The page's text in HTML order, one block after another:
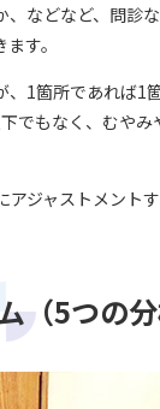
などなど、問診
す。
1箇所であれば1
でもなく、むや
ジャストメント
（5つの